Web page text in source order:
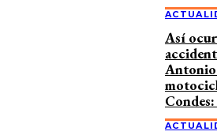
Así
Antonio